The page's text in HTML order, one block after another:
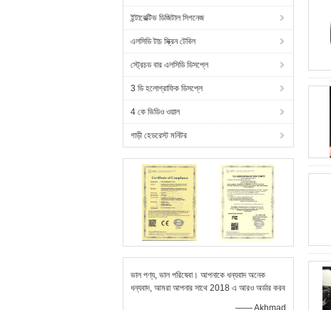
ইন্টারেক্টিভ ডিজিটাল সিগনেজ
এলসিডি টাচ স্ক্রিন টেবিল
স্ট্রেচড বার এলসিডি ডিসপ্লে
3 ডি হলোগ্রাফিক ডিসপ্লে
4 কে ভিডিও ওয়াল
গাড়ী হেডরেস্ট মনিটর
ভাল পণ্য, ভাল পরিষেবা। আপনাকে ধন্যবাদ অনেক
ধন্যবাদ, আমরা আপনার সাথে 2018 এ আরও অর্ডার করব
—— Akhmad